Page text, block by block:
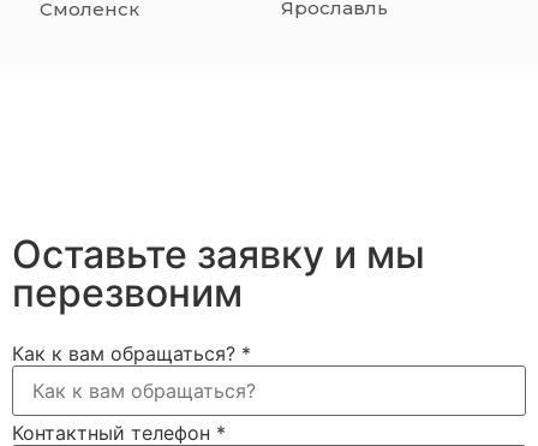
Смоленск
Ярославль
Оставьте заявку и мы
перезвоним
Как к вам обращаться? *
Контактный телефон *